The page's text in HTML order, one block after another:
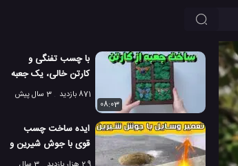
با چسب تفنگی و
کارتن خالی، یک جعبه
با طرح طبیعت
871 بازدید
3 سال پیش
08:03
ایده ساخت چسب
قوی با جوش شیرین و
چسب قطره ای